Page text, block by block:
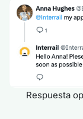
Respuesta